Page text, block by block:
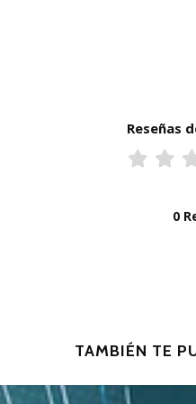
Reseñas
0
TAMBIÉN TE